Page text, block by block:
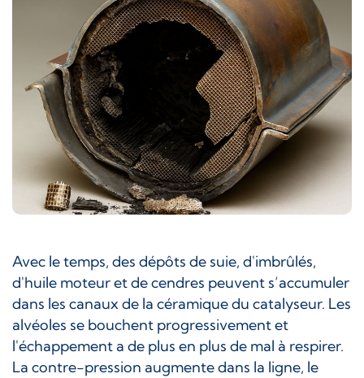
Avec le temps, des dépôts de suie, d'imbrûlés,
d'huile moteur et de cendres peuvent s’accumuler
dans les canaux de la céramique du catalyseur. Les
alvéoles se bouchent progressivement et
l'échappement a de plus en plus de mal à respirer.
La contre-pression augmente dans la ligne, le